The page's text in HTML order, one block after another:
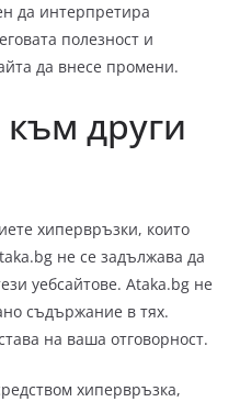
да интерпретира
полезност и
да внесе промени.
други
хипервръзки, които
не се задължава да
уебсайтове. Ataka.bg не
съдържание в тях.
на ваша отговорност.
хипервръзка,